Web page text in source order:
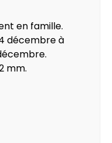
en famille.
décembre à
mm.